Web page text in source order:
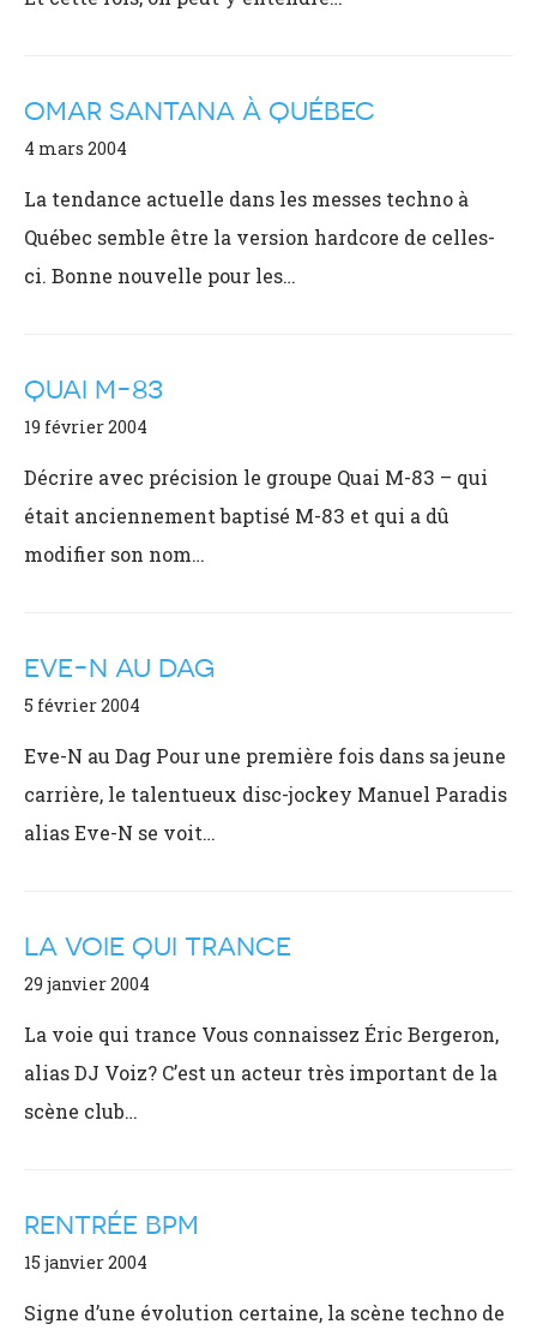
OMAR SANTANA À QUÉBEC
4 mars 2004
La tendance actuelle dans les messes techno à
Québec semble être la version hardcore de celles-
ci. Bonne nouvelle pour les…
QUAI M-83
19 février 2004
Décrire avec précision le groupe Quai M-83 – qui
était anciennement baptisé M-83 et qui a dû
modifier son nom…
EVE-N AU DAG
5 février 2004
Eve-N au Dag Pour une première fois dans sa jeune
carrière, le talentueux disc-jockey Manuel Paradis
alias Eve-N se voit…
LA VOIE QUI TRANCE
29 janvier 2004
La voie qui trance Vous connaissez Éric Bergeron,
alias DJ Voiz? C’est un acteur très important de la
scène club…
RENTRÉE BPM
15 janvier 2004
Signe d’une évolution certaine, la scène techno de